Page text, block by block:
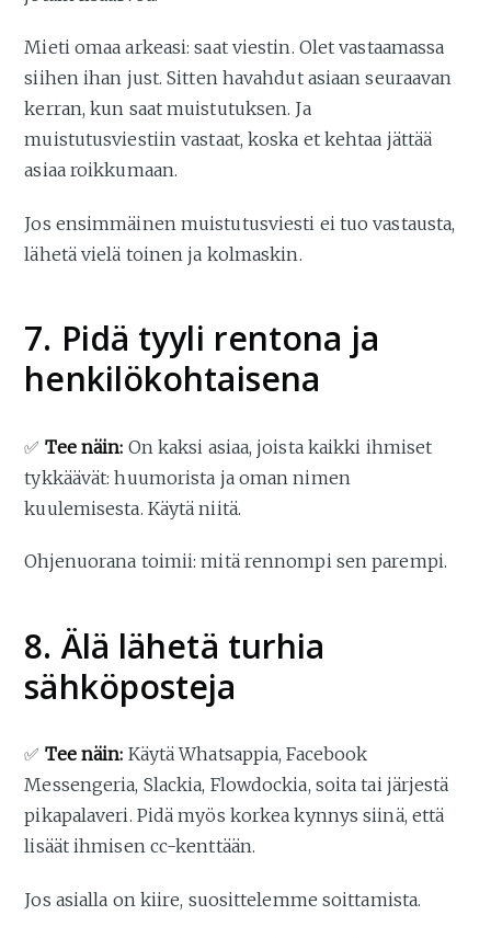
Mieti omaa arkeasi: saat viestin. Olet vastaamassa
siihen ihan just. Sitten havahdut asiaan seuraavan
kerran, kun saat muistutuksen. Ja
muistutusviestiin vastaat, koska et kehtaa jättää
asiaa roikkumaan.
Jos ensimmäinen muistutusviesti ei tuo vastausta,
lähetä vielä toinen ja kolmaskin.
7. Pidä tyyli rentona ja
henkilökohtaisena
✅ Tee näin: On kaksi asiaa, joista kaikki ihmiset
tykkäävät: huumorista ja oman nimen
kuulemisesta. Käytä niitä.
Ohjenuorana toimii: mitä rennompi sen parempi.
8. Älä lähetä turhia
sähköposteja
✅ Tee näin: Käytä Whatsappia, Facebook
Messengeria, Slackia, Flowdockia, soita tai järjestä
pikapalaveri. Pidä myös korkea kynnys siinä, että
lisäät ihmisen cc-kenttään.
Jos asialla on kiire, suosittelemme soittamista.